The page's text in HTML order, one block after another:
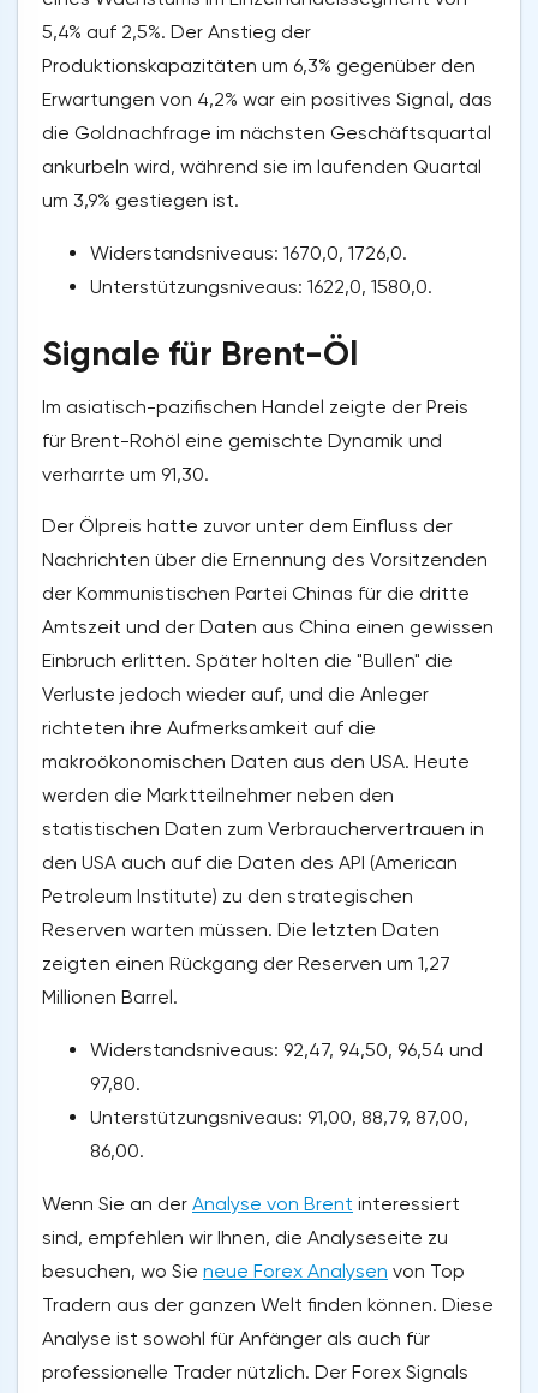
5,4% auf 2,5%. Der Anstieg der
Produktionskapazitäten um 6,3% gegenüber den
Erwartungen von 4,2% war ein positives Signal, das
die Goldnachfrage im nächsten Geschäftsquartal
ankurbeln wird, während sie im laufenden Quartal
um 3,9% gestiegen ist.
Widerstandsniveaus: 1670,0, 1726,0.
Unterstützungsniveaus: 1622,0, 1580,0.
Signale für Brent-Öl
Im asiatisch-pazifischen Handel zeigte der Preis
für Brent-Rohöl eine gemischte Dynamik und
verharrte um 91,30.
Der Ölpreis hatte zuvor unter dem Einfluss der
Nachrichten über die Ernennung des Vorsitzenden
der Kommunistischen Partei Chinas für die dritte
Amtszeit und der Daten aus China einen gewissen
Einbruch erlitten. Später holten die "Bullen" die
Verluste jedoch wieder auf, und die Anleger
richteten ihre Aufmerksamkeit auf die
makroökonomischen Daten aus den USA. Heute
werden die Marktteilnehmer neben den
statistischen Daten zum Verbrauchervertrauen in
den USA auch auf die Daten des API (American
Petroleum Institute) zu den strategischen
Reserven warten müssen. Die letzten Daten
zeigten einen Rückgang der Reserven um 1,27
Millionen Barrel.
Widerstandsniveaus: 92,47, 94,50, 96,54 und
97,80.
Unterstützungsniveaus: 91,00, 88,79, 87,00,
86,00.
Wenn Sie an der Analyse von Brent interessiert
sind, empfehlen wir Ihnen, die Analyseseite zu
besuchen, wo Sie neue Forex Analysen von Top
Tradern aus der ganzen Welt finden können. Diese
Analyse ist sowohl für Anfänger als auch für
professionelle Trader nützlich. Der Forex Signals